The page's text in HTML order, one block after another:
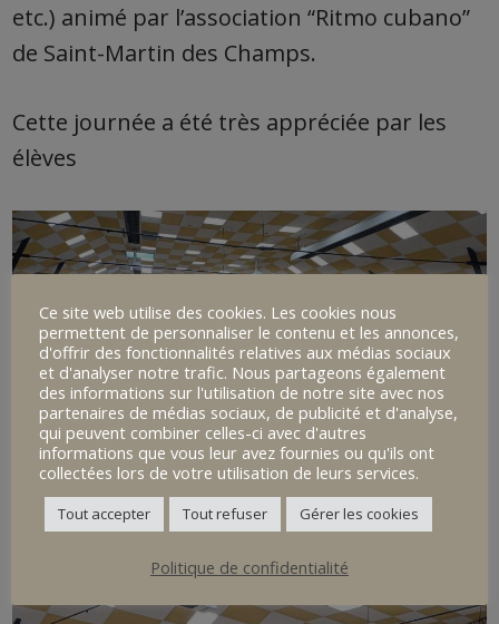
etc.) animé par l’association “Ritmo cubano”
de Saint-Martin des Champs.
Cette journée a été très appréciée par les
élèves
Ce site web utilise des cookies. Les cookies nous
permettent de personnaliser le contenu et les annonces,
d'offrir des fonctionnalités relatives aux médias sociaux
et d'analyser notre trafic. Nous partageons également
des informations sur l'utilisation de notre site avec nos
partenaires de médias sociaux, de publicité et d'analyse,
qui peuvent combiner celles-ci avec d'autres
informations que vous leur avez fournies ou qu'ils ont
collectées lors de votre utilisation de leurs services.
Tout accepter Tout refuser Gérer les cookies
Politique de confidentialité